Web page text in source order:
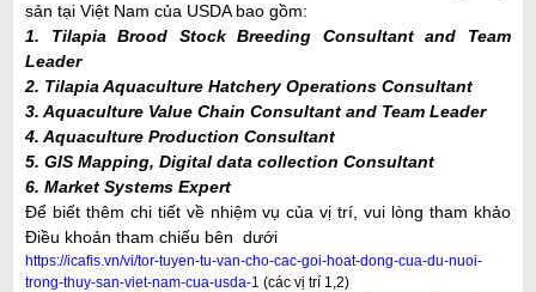
ì
k
i
ế
m
sản tại Việt Nam của USDA bao gồm:
1. Tilapia Brood Stock Breeding Consultant and Team
Leader
2. Tilapia Aquaculture Hatchery Operations Consultant
3. Aquaculture Value Chain Consultant and Team Leader
4. Aquaculture Production Consultant
5. GIS Mapping, Digital data collection Consultant
6. Market Systems Expert
Để biết thêm chi tiết về nhiệm vụ của vị trí, vui lòng tham khảo
Điều khoản tham chiếu bên dưới
https://icafis.vn/vi/tor-tuyen-tu-van-cho-cac-goi-hoat-dong-cua-du-nuoi-
trong-thuy-san-viet-nam-cua-usda-1 (các vị trí 1,2)